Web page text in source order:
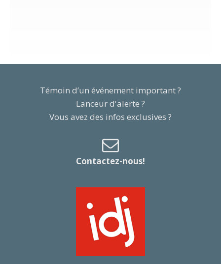
Témoin d’un événement important ?
Lanceur d'alerte ?
Vous avez des infos exclusives ?
Contactez-nous!